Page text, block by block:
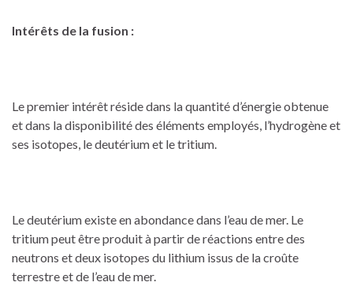
Intérêts de la fusion :
Le premier intérêt réside dans la quantité d’énergie obtenue
et dans la disponibilité des éléments employés, l’hydrogène et
ses isotopes, le deutérium et le tritium.
Le deutérium existe en abondance dans l’eau de mer. Le
tritium peut être produit à partir de réactions entre des
neutrons et deux isotopes du lithium issus de la croûte
terrestre et de l’eau de mer.